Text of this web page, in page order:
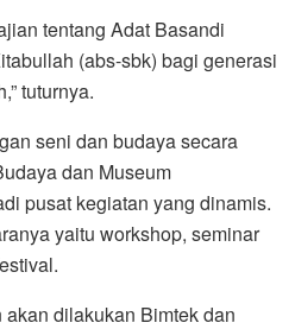
tentang Adat Basandi
(abs-sbk) bagi generasi
tuturnya.
seni dan budaya secara
dan Museum
pusat kegiatan yang dinamis.
yaitu workshop, seminar
dilakukan Bimtek dan